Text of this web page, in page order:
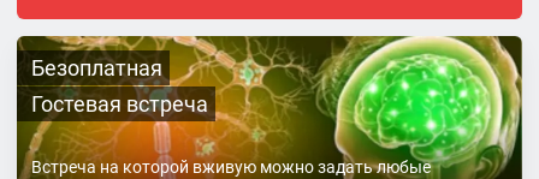
Безоплатная
Гостевая встреча
Встреча на которой вживую можно задать любые